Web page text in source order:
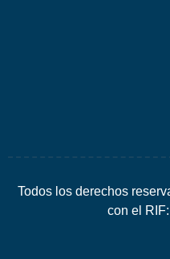
Todos los derechos
con el